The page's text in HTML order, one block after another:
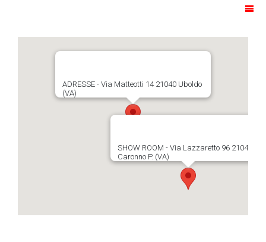
BIO-KAMINE
ZUBEHOER
ADRESSE - Via Matteotti 14 21040 Uboldo
(VA)
SHOW ROOM - Via Lazzaretto 96 21042
Caronno P. (VA)